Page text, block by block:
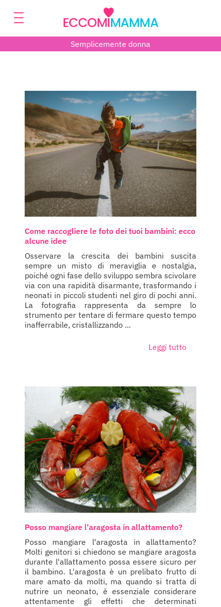
Semplicemente donna
Come raccogliere le foto dei tuoi bambini: ecco
alcune idee
Osservare la crescita dei bambini suscita
sempre un misto di meraviglia e nostalgia,
poiché ogni fase dello sviluppo sembra scivolare
via con una rapidità disarmante, trasformando i
neonati in piccoli studenti nel giro di pochi anni.
La fotografia rappresenta da sempre lo
strumento per tentare di fermare questo tempo
inafferrabile, cristallizzando ...
Leggi tutto
Posso mangiare l'aragosta in allattamento?
Posso mangiare l'aragosta in allattamento?
Molti genitori si chiedono se mangiare aragosta
durante l'allattamento possa essere sicuro per
il bambino. L'aragosta è un prelibato frutto di
mare amato da molti, ma quando si tratta di
nutrire un neonato, è essenziale considerare
attentamente gli effetti che determinati